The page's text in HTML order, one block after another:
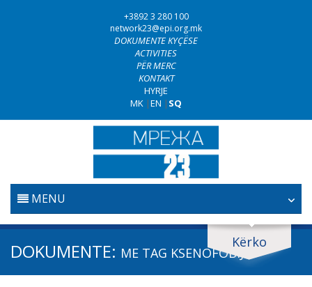
+3892 3 280 100
network23@epi.org.mk
DOKUMENTE KYÇËSE
ACTIVITIES
PËR MERC
KONTAKT
HYRJE
MK |EN | SQ
MENU
FILLESTARE
Kërko
Kërko dokumente
DOKUMENTE: ME TAG KSENOFOBIJA